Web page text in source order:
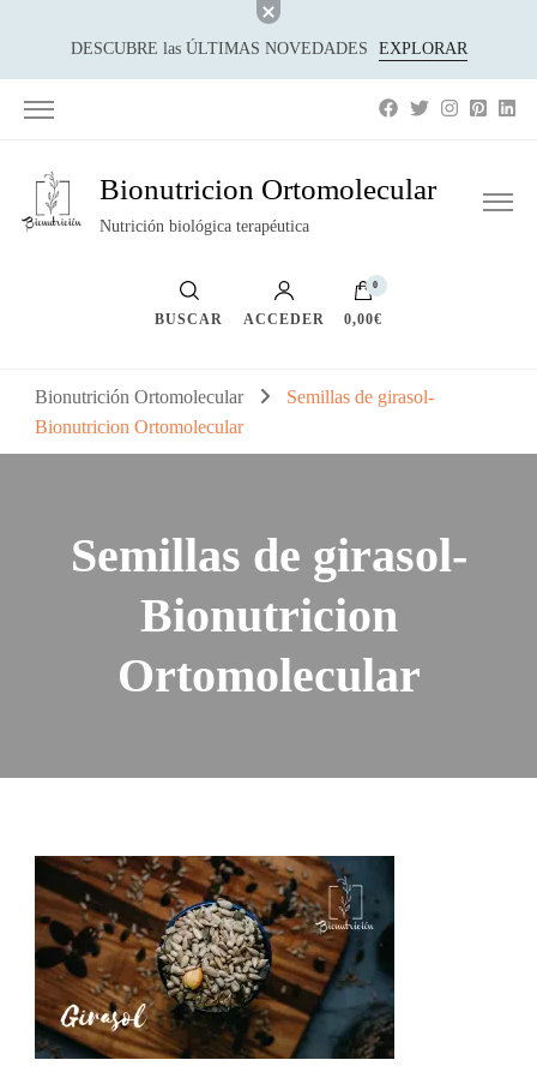
DESCUBRE las ÚLTIMAS NOVEDADES EXPLORAR
Bionutricion Ortomolecular
Nutrición biológica terapéutica
BUSCAR ACCEDER
0
0,00€
Bionutrición Ortomolecular
Semillas de girasol-
Bionutricion Ortomolecular
Semillas de girasol-
Bionutricion
Ortomolecular